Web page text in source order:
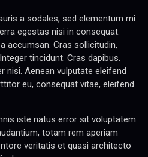
a sodales, sed elementum mi
egestas nisi in consequat.
accumsan. Cras sollicitudin,
tincidunt. Cras dapibus.
nisi. Aenean vulputate eleifend
eu, consequat vitae, eleifend
iste natus error sit voluptatem
totam rem aperiam
veritatis et quasi architecto